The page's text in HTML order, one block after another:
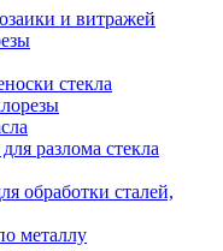
и витражей
стекла
разлома стекла
обработки сталей,
металлу